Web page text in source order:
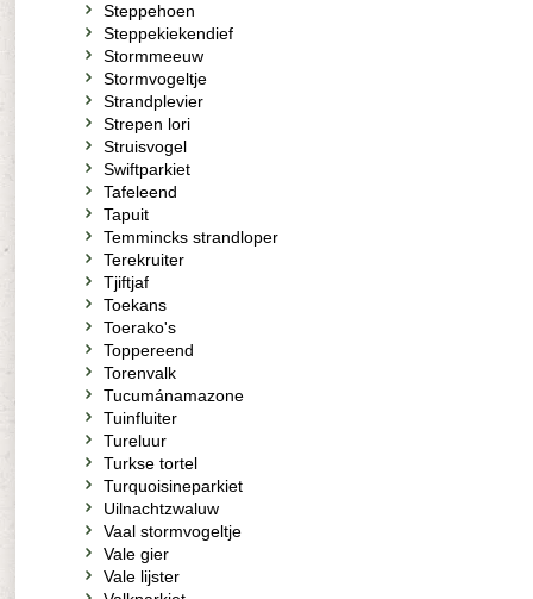
Steppehoen
Steppekiekendief
Stormmeeuw
Stormvogeltje
Strandplevier
Strepen lori
Struisvogel
Swiftparkiet
Tafeleend
Tapuit
Temmincks strandloper
Terekruiter
Tjiftjaf
Toekans
Toerako's
Toppereend
Torenvalk
Tucumánamazone
Tuinfluiter
Tureluur
Turkse tortel
Turquoisineparkiet
Uilnachtzwaluw
Vaal stormvogeltje
Vale gier
Vale lijster